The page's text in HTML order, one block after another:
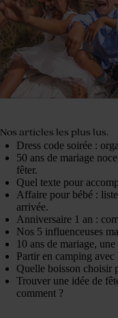
Nos articles les plus lus.
Dress code soirée :
50 ans de mariage
fêter.
Quel texte pour
Affaire pour bébé :
arrivée.
Anniversaire 1 an :
Nos 5 influenceuses
10 ans de mariage,
Partir en camping
Quelle boisson choisir
Trouver une idée de
comment ?